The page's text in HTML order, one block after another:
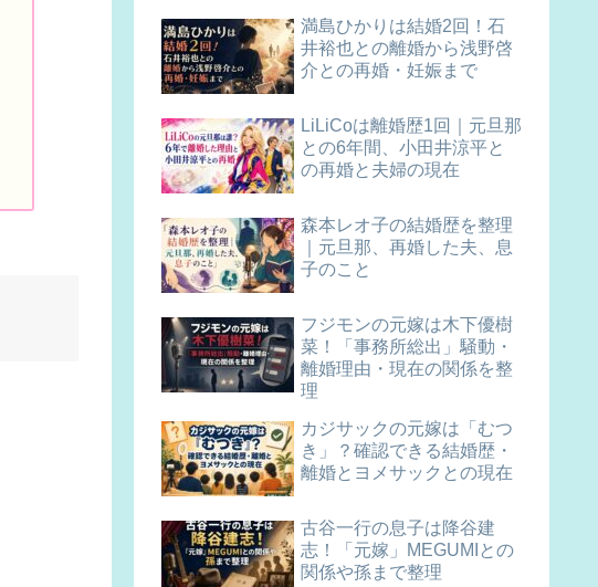
満島ひかりは結婚2回！石
井裕也との離婚から浅野啓
介との再婚・妊娠まで
LiLiCoは離婚歴1回｜元旦那
との6年間、小田井涼平と
の再婚と夫婦の現在
森本レオ子の結婚歴を整理
｜元旦那、再婚した夫、息
子のこと
フジモンの元嫁は木下優樹
菜！「事務所総出」騒動・
離婚理由・現在の関係を整
理
カジサックの元嫁は「むつ
き」？確認できる結婚歴・
離婚とヨメサックとの現在
古谷一行の息子は降谷建
志！「元嫁」MEGUMIとの
関係や孫まで整理